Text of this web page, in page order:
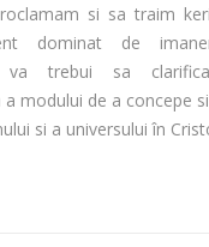
si sa traim
dominat de
va trebui sa
modului de a concepe
si a universului în